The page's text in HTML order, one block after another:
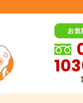
お気